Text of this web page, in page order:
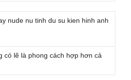
có lẽ là phong cách hợp hơn cả